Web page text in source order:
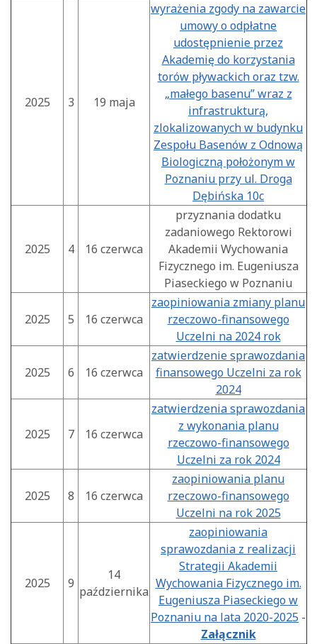
2025 3 19 maja
wyrażenia zgody na zawarcie
umowy o odpłatne
udostępnienie przez
Akademię do korzystania
torów pływackich oraz tzw.
„małego basenu” wraz z
infrastrukturą,
zlokalizowanych w budynku
Zespołu Basenów z Odnową
Biologiczną położonym w
Poznaniu przy ul. Droga
Dębińska 10c
2025 4 16 czerwca
przyznania dodatku
zadaniowego Rektorowi
Akademii Wychowania
Fizycznego im. Eugeniusza
Piaseckiego w Poznaniu
2025 5 16 czerwca
zaopiniowania zmiany planu
rzeczowo-finansowego
Uczelni na 2024 rok
2025 6 16 czerwca
zatwierdzenie sprawozdania
finansowego Uczelni za rok
2024
2025 7 16 czerwca
zatwierdzenia sprawozdania
z wykonania planu
rzeczowo-finansowego
Uczelni za rok 2024
2025 8 16 czerwca
zaopiniowania planu
rzeczowo-finansowego
Uczelni na rok 2025
2025 9
14
października
zaopiniowania
sprawozdania z realizacji
Strategii Akademii
Wychowania Fizycznego im.
Eugeniusza Piaseckiego w
Poznaniu na lata 2020-2025 -
Załącznik